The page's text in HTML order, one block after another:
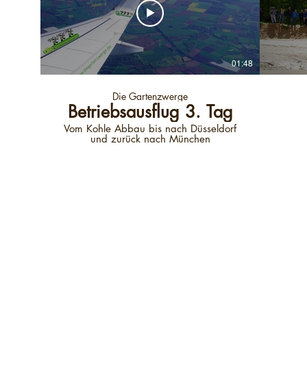
01:48
Die Gartenzwerge
Betriebsausflug 3. Tag
Vom Kohle Abbau bis nach Düsseldorf
und zurück nach München